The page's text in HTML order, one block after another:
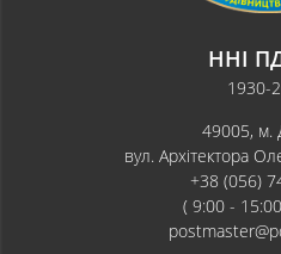
ННІ
1930-
49005, м.
вул. Архітектора
+38 (056)
( 9:00 -